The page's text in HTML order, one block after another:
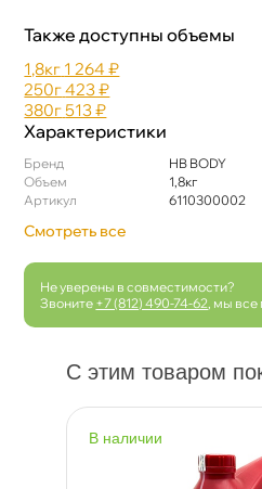
Также доступны объемы
1,8к 1 264 ₽
250423 ₽
380513 ₽
Характеристики
Бренд
HB BODY
Объем
1,8к
Артикул
6110300002
Смотреть все
Не уверены в совместимости?
Звоните +7 (812) 490-74-62 , мы
С этим товаром
наличии